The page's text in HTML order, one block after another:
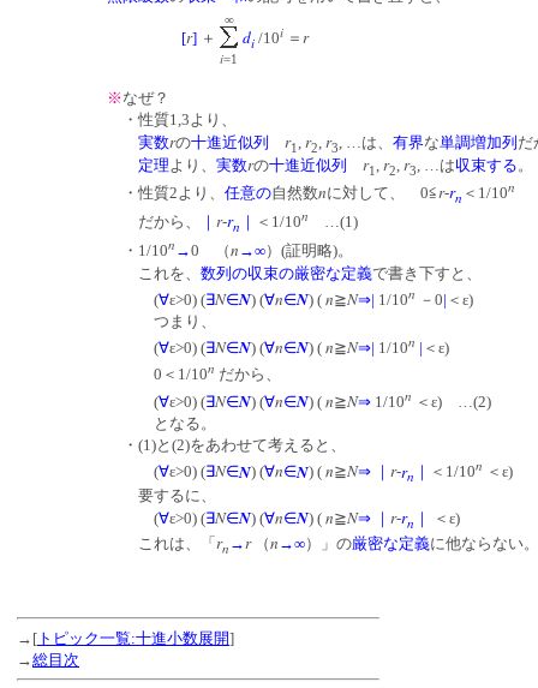
∞
di /10i
[r] ＋ ＝ r
i=1
※ なぜ？
・性質1,3より、
実数rの十進近似列 r1 r2 r3 , …は、 有界な単調増加列だ
定理より、 実数rの十進近似列 r1, r2, r3, …は収束する
・性質2より、 任意の自然数nに対して、 0≦r-rn ＜1/10n
だから、
｜ r-rn ｜ ＜1/10n …(1)
・1/10n →0 （n →∞）(証明略)。
これを、 数列の収束の厳密な定義で書き下すと、
(∀ε>0) (∃N∈N) (∀n∈N) ( n≧N⇒| 1/10n －0| ＜ε)
つまり、
(∀ε>0) (∃N∈N) (∀n∈N) ( n≧N⇒| 1/10n | ＜ε)
0＜1/10n だから、
(∀ε>0) (∃N∈N) (∀n∈N) ( n≧N⇒ 1/10n ＜ε) …(2)
となる。
・(1)と(2)をあわせて考えると、
(∀ε>0) (∃N∈N) (∀n∈N) ( n≧N⇒ ｜ r-rn ｜ ＜1/10n ＜ε)
要するに、
(∀ε>0) (∃N∈N) (∀n∈N) ( n≧N⇒ ｜ r-rn ｜
＜ε)
これは、「 rn →r（n →∞）」の厳密な定義に他なら
→[ トピック一覧:十進小数展開]
→総目次